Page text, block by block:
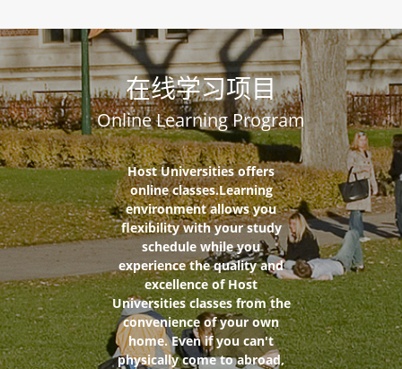
在线学习项目
Online Learning Program
Host Universities offers
online classes.Learning
environment allows you
flexibility with your study
schedule while you
experience the quality and
excellence of Host
Universities classes from the
convenience of your own
home. Even if you can't
physically come to abroad,